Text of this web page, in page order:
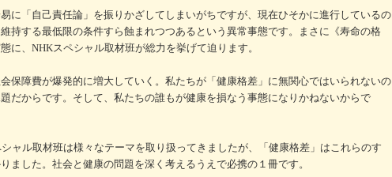
に「自己責任論」を振りかざしてしまいがちですが、現在ひそかに進行しているの
持する最低限の条件すら蝕まれつつあるという異常事態です。まさに《寿命の格
に、NHKスペシャル取材班が総力を挙げて迫ります。
保障費が爆発的に増大していく。私たちが「健康格差」に無関心ではいられないの
だからです。そして、私たちの誰もが健康を損なう事態になりかねないからで
ャル取材班は様々なテーマを取り扱ってきましたが、「健康格差」はこれらのす
ました。社会と健康の問題を深く考えるうえで必携の１冊です。